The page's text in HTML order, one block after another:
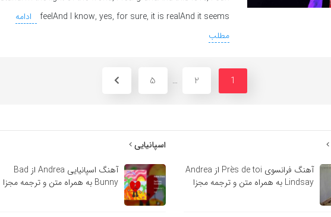
feelAnd I know, yes, for sure, it is realAnd it seems
ادامه
مطلب
1
2
…
5
آهنگ فرانسوی Près de toi از Andrea
Lindsay به همراه متن و ترجمه مجزا
اسپانیایی
آهنگ اسپانیایی Andrea از Bad
Bunny به همراه متن و ترجمه مجزا